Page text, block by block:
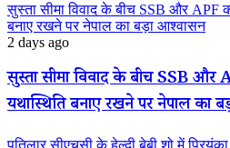
सुस्ता सीमा विवाद के बीच SSB और APF
बनाए रखने पर नेपाल का बड़ा आश्वासन
2 days ago
सुस्ता सीमा विवाद के बीच SSB
यथास्थिति बनाए रखने पर नेपाल का